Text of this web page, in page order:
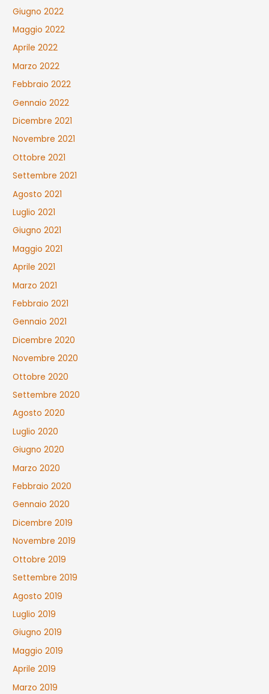
Giugno 2022
Maggio 2022
Aprile 2022
Marzo 2022
Febbraio 2022
Gennaio 2022
Dicembre 2021
Novembre 2021
Ottobre 2021
Settembre 2021
Agosto 2021
Luglio 2021
Giugno 2021
Maggio 2021
Aprile 2021
Marzo 2021
Febbraio 2021
Gennaio 2021
Dicembre 2020
Novembre 2020
Ottobre 2020
Settembre 2020
Agosto 2020
Luglio 2020
Giugno 2020
Marzo 2020
Febbraio 2020
Gennaio 2020
Dicembre 2019
Novembre 2019
Ottobre 2019
Settembre 2019
Agosto 2019
Luglio 2019
Giugno 2019
Maggio 2019
Aprile 2019
Marzo 2019